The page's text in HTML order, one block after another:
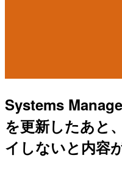
Systems
を更新したあと
イしないと内容